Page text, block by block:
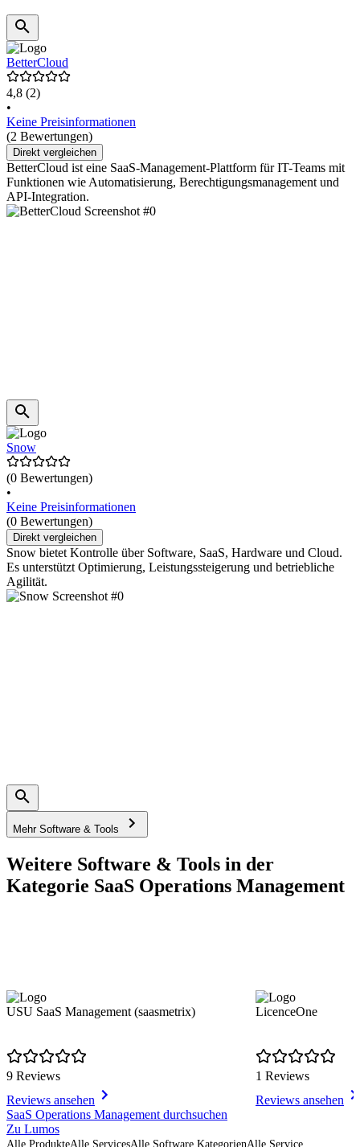
BetterCloud
4,8 (2)
•
Keine Preisinformationen
(2 Bewertungen)
Direkt vergleichen
BetterCloud ist eine SaaS-Management-Plattform für IT-Teams mit
Funktionen wie Automatisierung, Berechtigungsmanagement und
API-Integration.
Snow
(0 Bewertungen)
•
Keine Preisinformationen
(0 Bewertungen)
Direkt vergleichen
Snow bietet Kontrolle über Software, SaaS, Hardware und Cloud.
Es unterstützt Optimierung, Leistungssteigerung und betriebliche
Agilität.
Mehr Software & Tools
Weitere Software & Tools in der
Kategorie SaaS Operations Management
USU SaaS Management (saasmetrix)
9 Reviews
Reviews ansehen
LicenceOne
1 Reviews
Reviews ansehen
Item
1
of
SaaS Operations Management durchsuchen
Zu Lumos
Alle ProdukteAlle ServicesAlle Software KategorienAlle Service